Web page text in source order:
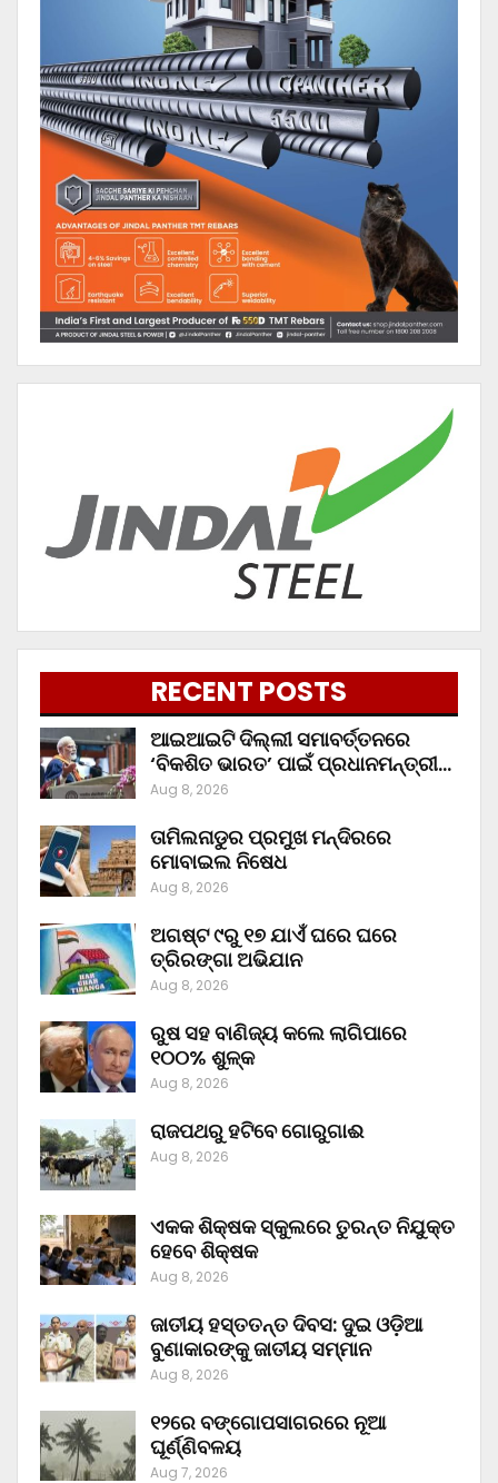
RECENT POSTS
ଆଇଆଇଟି ଦିଲ୍ଲୀ ସମାବର୍ତ୍ତନରେ
‘ବିକଶିତ ଭାରତ’ ପାଇଁ ପ୍ରଧାନମନ୍ତ୍ରୀ…
Aug 8, 2026
ତାମିଲନାଡୁର ପ୍ରମୁଖ ମନ୍ଦିରରେ
ମୋବାଇଲ ନିଷେଧ
Aug 8, 2026
ଅଗଷ୍ଟ ୯ରୁ ୧୭ ଯାଏଁ ଘରେ ଘରେ
ତ୍ରିରଙ୍ଗା ଅଭିଯାନ
Aug 8, 2026
ରୁଷ ସହ ବାଣିଜ୍ୟ କଲେ ଲାଗିପାରେ
୧୦୦% ଶୁଳ୍କ
Aug 8, 2026
ରାଜପଥରୁ ହଟିବେ ଗୋରୁଗାଈ
Aug 8, 2026
ଏକକ ଶିକ୍ଷକ ସ୍କୁଲରେ ତୁରନ୍ତ ନିଯୁକ୍ତ
ହେବେ ଶିକ୍ଷକ
Aug 8, 2026
ଜାତୀୟ ହସ୍ତତନ୍ତ ଦିବସ: ଦୁଇ ଓଡ଼ିଆ
ବୁଣାକାରଙ୍କୁ ଜାତୀୟ ସମ୍ମାନ
Aug 8, 2026
୧୨ରେ ବଙ୍ଗୋପସାଗରରେ ନୂଆ
ଘୂର୍ଣ୍ଣିବଳୟ
Aug 7, 2026